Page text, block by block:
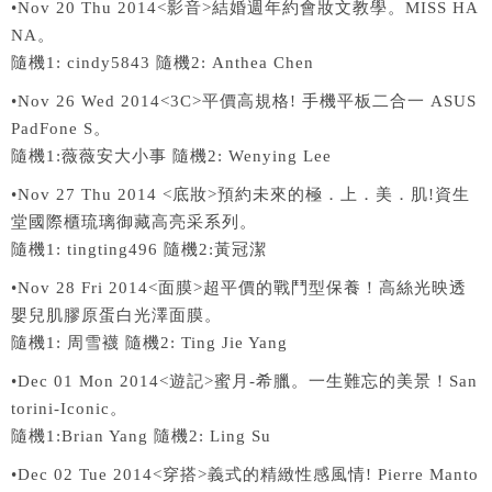
•Nov 20 Thu 2014<影音>結婚週年約會妝文教學。MISS HA
NA。
隨機1: cindy5843 隨機2: Anthea Chen
•Nov 26 Wed 2014<3C>平價高規格! 手機平板二合一 ASUS
PadFone S。
隨機1:薇薇安大小事 隨機2: Wenying Lee
•Nov 27 Thu 2014 <底妝>預約未來的極．上．美．肌!資生
堂國際櫃琉璃御藏高亮采系列。
隨機1: tingting496 隨機2:黃冠潔
•Nov 28 Fri 2014<面膜>超平價的戰鬥型保養！高絲光映透
嬰兒肌膠原蛋白光澤面膜。
隨機1: 周雪襪 隨機2: Ting Jie Yang
•Dec 01 Mon 2014<遊記>蜜月-希臘。一生難忘的美景！San
torini-Iconic。
隨機1:Brian Yang 隨機2: Ling Su
•Dec 02 Tue 2014<穿搭>義式的精緻性感風情! Pierre Manto